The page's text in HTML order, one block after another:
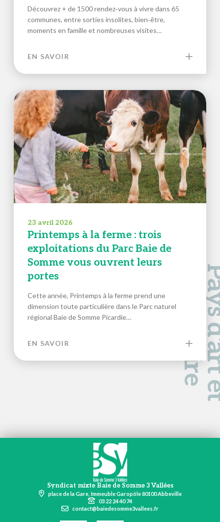
Découvrez + de 1500 rendez‑vous à vivre dans 65
communes, entre sorties insolites, bien‑être,
moments en famille et nombreuses visites…
EN SAVOIR
23 avril 2026
Printemps à la ferme : trois
exploitations du Parc Baie de
Somme vous ouvrent leurs
portes
Cette année, Printemps à la ferme prend une
dimension toute particulière dans le Parc naturel
régional Baie de Somme Picardie…
EN SAVOIR a
d
e
Syndicat mixte Baie de Somme 3 Vallées
place de la Gare, Immeuble Garopôle 80100 Abbeville
03 22 24 40 74
contact@baiedesomme3vallees.fr